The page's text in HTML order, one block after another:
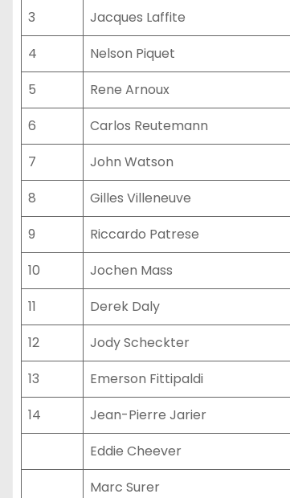
3
Jacques Laffite
4
Nelson Piquet
5
Rene Arnoux
6
Carlos Reutemann
7
John Watson
8
Gilles Villeneuve
9
Riccardo Patrese
10
Jochen Mass
11
Derek Daly
12
Jody Scheckter
13
Emerson Fittipaldi
14
Jean-Pierre Jarier
Eddie Cheever
Marc Surer